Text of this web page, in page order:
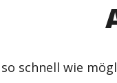
schnell wie